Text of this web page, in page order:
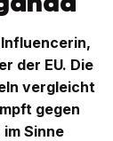
der EU. Die
vergleicht
gegen
Sinne